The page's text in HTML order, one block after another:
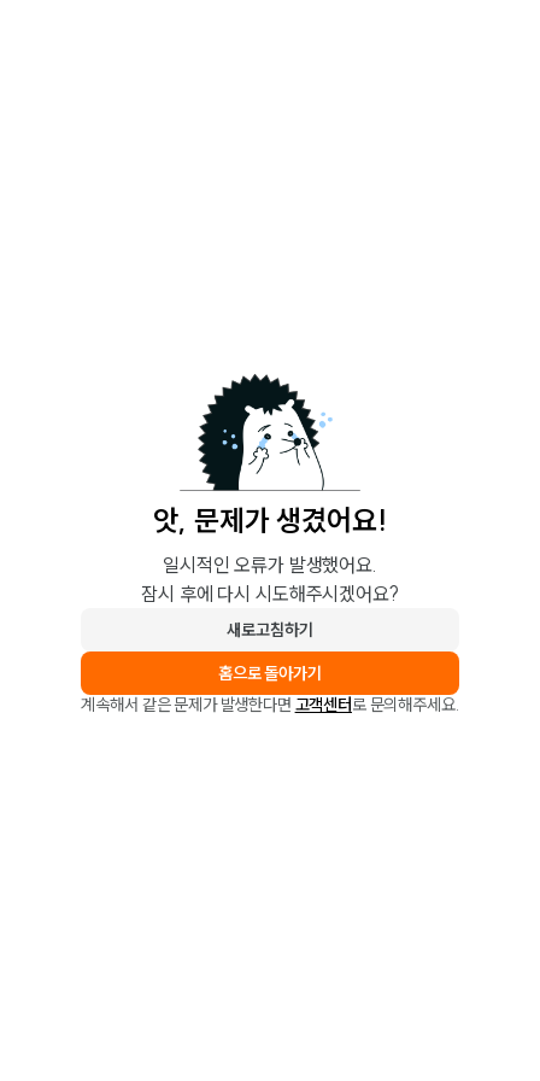
앗, 문제가 생겼어요!
일시적인 오류가 발생했어요.
잠시 후에 다시 시도해주시겠어요?
새로고침하기
홈으로 돌아가기
계속해서 같은 문제가 발생한다면 고객센터로 문의해주세요.